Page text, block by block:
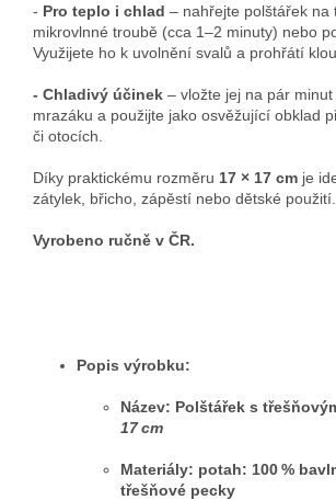
- Pro teplo i chlad – nahřejte polštářek na
mikrovlnné troubě (cca 1–2 minuty) nebo
Využijete ho k uvolnění svalů a prohřátí
- Chladivý účinek – vložte jej na pár
mrazáku a použijte jako osvěžující obklad
či otocích.
Díky praktickému rozměru 17 × 17 cm je
zátylek, břicho, zápěstí nebo dětské použití.
Vyrobeno ručně v ČR.
Popis výrobku:
Název: Polštářek s
17 cm
Materiály: potah: 100 %
třešňové pecky